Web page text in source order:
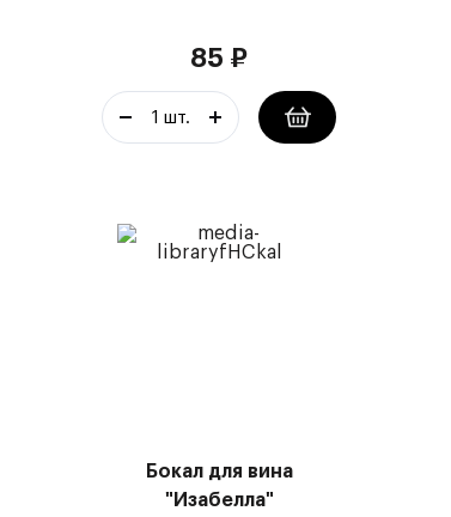
85 ₽
Бокал для вина
"Изабелла"